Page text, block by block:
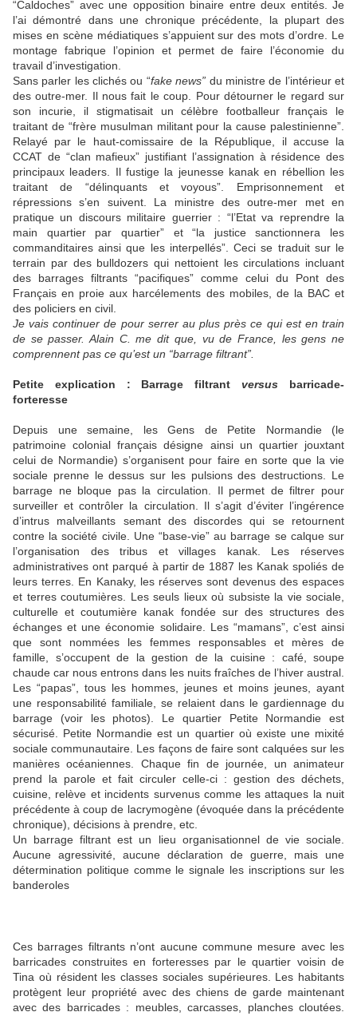
“Caldoches” avec une opposition binaire entre deux entités. Je
l’ai démontré dans une chronique précédente, la plupart des
mises en scène médiatiques s’appuient sur des mots d’ordre. Le
montage fabrique l’opinion et permet de faire l’économie du
travail d’investigation.
Sans parler les clichés ou “fake news” du ministre de l’intérieur et
des outre-mer. Il nous fait le coup. Pour détourner le regard sur
son incurie, il stigmatisait un célèbre footballeur français le
traitant de “frère musulman militant pour la cause palestinienne”.
Relayé par le haut-comissaire de la République, il accuse la
CCAT de “clan mafieux” justifiant l’assignation à résidence des
principaux leaders. Il fustige la jeunesse kanak en rébellion les
traitant de “délinquants et voyous”. Emprisonnement et
répressions s’en suivent. La ministre des outre-mer met en
pratique un discours militaire guerrier : “l’Etat va reprendre la
main quartier par quartier” et “la justice sanctionnera les
commanditaires ainsi que les interpellés”. Ceci se traduit sur le
terrain par des bulldozers qui nettoient les circulations incluant
des barrages filtrants “pacifiques” comme celui du Pont des
Français en proie aux harcélements des mobiles, de la BAC et
des policiers en civil.
Je vais continuer de pour serrer au plus près ce qui est en train
de se passer. Alain C. me dit que, vu de France, les gens ne
comprennent pas ce qu’est un “barrage filtrant”.
Petite explication : Barrage filtrantversus barricade-
forteresse
Depuis une semaine, les Gens de Petite Normandie (le
patrimoine colonial français désigne ainsi un quartier jouxtant
celui de Normandie) s’organisent pour faire en sorte que la vie
sociale prenne le dessus sur les pulsions des destructions. Le
barrage ne bloque pas la circulation. Il permet de filtrer pour
surveiller et contrôler la circulation. Il s’agit d’éviter l’ingérence
d’intrus malveillants semant des discordes qui se retournent
contre la société civile. Une “base-vie” au barrage se calque sur
l’organisation des tribus et villages kanak. Les réserves
administratives ont parqué à partir de 1887 les Kanak spoliés de
leurs terres. En Kanaky, les réserves sont devenus des espaces
et terres coutumières. Les seuls lieux où subsiste la vie sociale,
culturelle et coutumière kanak fondée sur des structures des
échanges et une économie solidaire. Les “mamans”, c’est ainsi
que sont nommées les femmes responsables et mères de
famille, s’occupent de la gestion de la cuisine : café, soupe
chaude car nous entrons dans les nuits fraîches de l’hiver austral.
Les “papas”, tous les hommes, jeunes et moins jeunes, ayant
une responsabilité familiale, se relaient dans le gardiennage du
barrage (voir les photos). Le quartier Petite Normandie est
sécurisé. Petite Normandie est un quartier où existe une mixité
sociale communautaire. Les façons de faire sont calquées sur les
manières océaniennes. Chaque fin de journée, un animateur
prend la parole et fait circuler celle-ci : gestion des déchets,
cuisine, relève et incidents survenus comme les attaques la nuit
précédente à coup de lacrymogène (évoquée dans la précédente
chronique), décisions à prendre, etc.
Un barrage filtrant est un lieu organisationnel de vie sociale.
Aucune agressivité, aucune déclaration de guerre, mais une
détermination politique comme le signale les inscriptions sur les
banderoles
Ces barrages filtrants n’ont aucune commune mesure avec les
barricades construites en forteresses par le quartier voisin de
Tina où résident les classes sociales supérieures. Les habitants
protègent leur propriété avec des chiens de garde maintenant
avec des barricades : meubles, carcasses, planches cloutées.